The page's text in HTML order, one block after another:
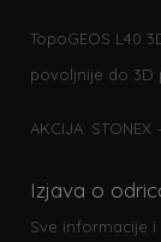
TopoGEOS L40
povoljnije do 3D
AKCIJA:
Izjava o
Sve informacije